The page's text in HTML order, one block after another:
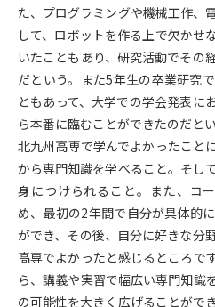
た、プログラミングや機械工作、
して、ロボットを作る上で欠かせ
いたこともあり、研究活動でその
だという。また5年生の卒業研究
ともあって、大学での学会発表に
ら本番に臨むことができたのだとい
北九州高専で学んでよかったこと
から専門知識を学べること。そし
身につけられること。また、コ
め、最初の2年間で自分が具体的
ができ、その後、自分に好きな分
高専でよかったと感じるところで
ら、講義や実習で幅広い専門知識
の可能性を大きく広げることがで